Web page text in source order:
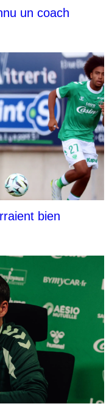
un coach
bien